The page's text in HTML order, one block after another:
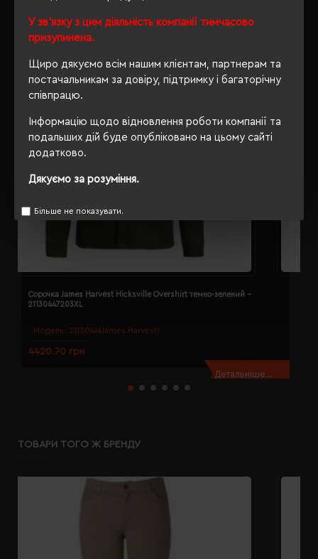
У зв'язку з цим діяльність компанії тимчасово
призупинена.
Щиро дякуємо всім нашим клієнтам, партнерам та
постачальникам за довіру, підтримку і багаторічну
співпрацю.
Інформацію щодо відновлення роботи компанії та
подальших дій буде опубліковано на цьому сайті
додатково.
Дякуємо за розуміння.
Більше не показувати.
Модель: 2113044(James Harvest)
Сорочка James Harvest Hicksville Overshirt темно-зелений -
21130447203XL
4420.70 грн
Детальніше...
ТОВАРИ ТОГО Ж БРЕНДУ